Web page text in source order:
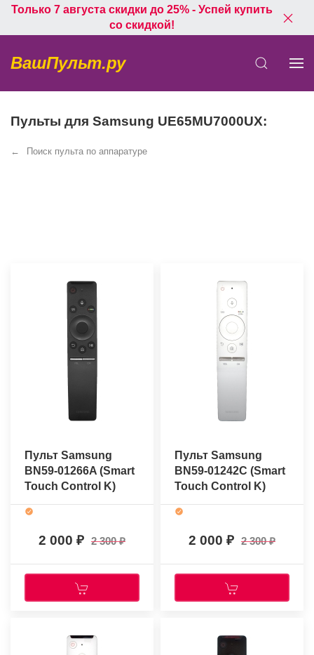
Только 7 августа скидки до 25% - Успей купить
со скидкой!
ВашПульт.ру
Пульты для Samsung UE65MU7000UX:
Поиск пульта по аппаратуре
Пульт Samsung
BN59-01266A (Smart
Touch Control K)
(оригинальный)
2 000 2 300
Пульт Samsung
BN59-01242C (Smart
Touch Control K)
(оригинальный)
2 000 2 300